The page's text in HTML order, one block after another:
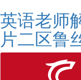
英语老师
片二区鲁